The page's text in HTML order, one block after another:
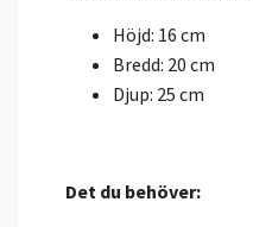
Höjd: 16 cm
Bredd: 20 cm
Djup: 25 cm
Det du behöver: